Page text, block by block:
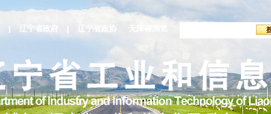
辽宁省政府 辽宁省政协